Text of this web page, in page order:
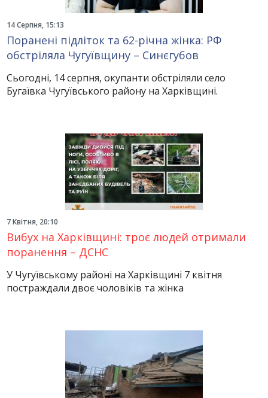
14 Серпня, 15:13
Поранені підліток та 62-річна жінка: РФ
обстріляла Чугуївщину – Синєгубов
Сьогодні, 14 серпня, окупанти обстріляли село
Бугаївка Чугуївського району на Харківщині.
7 Квітня, 20:10
Вибух на Харківщині: троє людей отримали
поранення – ДСНС
У Чугуївському районі на Харківщині 7 квітня
постраждали двоє чоловіків та жінка